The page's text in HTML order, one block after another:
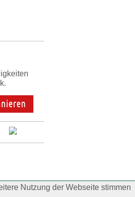
Nutzung der Webseite stimmen